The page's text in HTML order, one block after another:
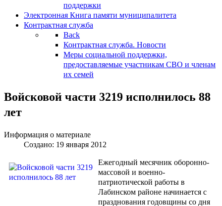
поддержки
Электронная Книга памяти муниципалитета
Контрактная служба
Back
Контрактная служба. Новости
Меры социальной поддержки,
предоставляемые участникам СВО и членам
их семей
Войсковой части 3219 исполнилось 88
лет
Информация о материале
Создано: 19 января 2012
Ежегодный месячник оборонно-
массовой и военно-
патриотической работы в
Лабинском районе начинается с
празднования годовщины со дня